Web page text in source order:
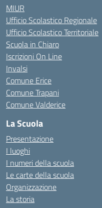
MIUR
Ufficio Scolastico Regionale
Ufficio Scolastico Territoriale
Scuola in Chiaro
Iscrizioni On Line
Invalsi
Comune Erice
Comune Trapani
Comune Valderice
La Scuola
Presentazione
I luoghi
I numeri della scuola
Le carte della scuola
Organizzazione
La storia